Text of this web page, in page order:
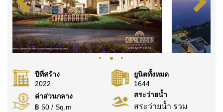
ปีที่สร้าง
2022
ยูนิตทั้งหมด
1644
ค่าส่วนกลาง
฿ 50 / Sq.m
สระว่ายน้ำ
สระว่ายน้ำ รวม